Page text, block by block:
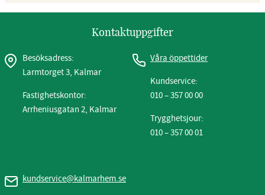
Kontaktuppgifter
Besöksadress:
Larmtorget 3, Kalmar
Fastighetskontor:
Arrheniusgatan 2, Kalmar
Våra öppettider
Kundservice:
010 – 357 00 00
Trygghetsjour:
010 – 357 00 01
kundservice@kalmarhem.se